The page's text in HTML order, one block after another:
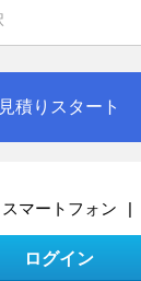
見積りスタート
スマートフォン |
ログイン